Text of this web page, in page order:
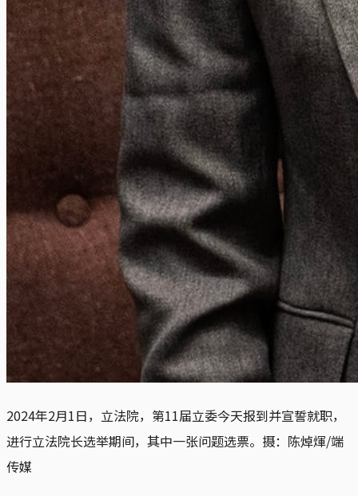
2024年2月1日，立法院，第11届立委今天报到并宣誓就职，
进行立法院长选举期间，其中一张问题选票。摄：陈焯煇/端
传媒